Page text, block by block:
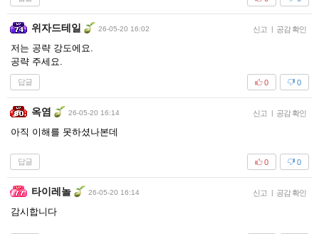
위자드테일 26-05-20 16:02 신고 | 공감 확인
저는 공략 강도에요.
공략 주세요.
답글 0
0
옥염 26-05-20 16:14 신고 | 공감 확인
아직 이해를 못하셨나본데
답글 0
0
타이레놀 26-05-20 16:14 신고 | 공감 확인
감시합니다